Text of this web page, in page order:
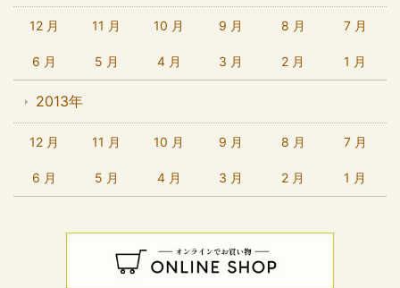
12 月 11 月 10 月 9 月 8 月 7 月
6 月 5 月 4 月 3 月 2 月 1 月
2013年
12 月 11 月 10 月 9 月 8 月 7 月
6 月 5 月 4 月 3 月 2 月 1 月